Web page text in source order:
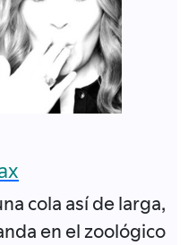
cola así de larga,
en el zoológico